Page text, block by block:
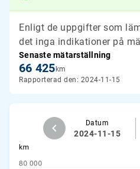
Enligt de uppgifter som
det inga indikationer på
Senaste mätarställning
66 425 km
Rapporterad den: 2024-11-15
Datum
2024-11-15